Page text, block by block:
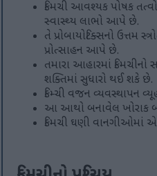
કિમચી આવશ્યક પોષક
સ્વાસ્થ્ય લાભો આપે છે.
તે પ્રોબાયોટિક્સનો ઉત્તમ
પ્રોત્સાહન આપે છે.
તમારા આહારમાં કિમચીનો
શક્તિમાં સુધારો થઈ શકે છે.
કિમ્ચી વજન વ્યવસ્થાપન
આ આથો બનાવેલ ખોરાક
કિમચી ઘણી વાનગીઓમાં